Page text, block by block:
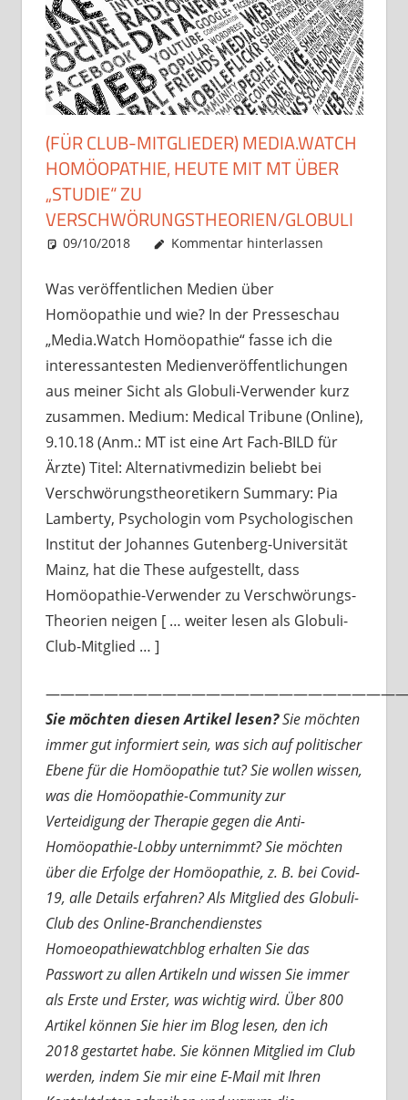
(FÜR CLUB-MITGLIEDER) MEDIA.WATCH
HOMÖOPATHIE, HEUTE MIT MT ÜBER
„STUDIE“ ZU
VERSCHWÖRUNGSTHEORIEN/GLOBULI
09/10/2018 Christian J. Becker
Allgemein
Kommentar hinterlassen
Was veröffentlichen Medien über
Homöopathie und wie? In der Presseschau
„Media.Watch Homöopathie“ fasse ich die
interessantesten Medienveröffentlichungen
aus meiner Sicht als Globuli-Verwender kurz
zusammen. Medium: Medical Tribune (Online),
9.10.18 (Anm.: MT ist eine Art Fach-BILD für
Ärzte) Titel: Alternativmedizin beliebt bei
Verschwörungstheoretikern Summary: Pia
Lamberty, Psychologin vom Psychologischen
Institut der Johannes Gutenberg-Universität
Mainz, hat die These aufgestellt, dass
Homöopathie-Verwender zu Verschwörungs-
Theorien neigen [ … weiter lesen als Globuli-
Club-Mitglied … ]
Sie möchten diesen Artikel lesen?Sie möchten
immer gut informiert sein, was sich auf politischer
Ebene für die Homöopathie tut? Sie wollen wissen,
was die Homöopathie-Community zur
Verteidigung der Therapie gegen die Anti-
Homöopathie-Lobby unternimmt? Sie möchten
über die Erfolge der Homöopathie, z. B. bei Covid-
19, alle Details erfahren? Als Mitglied des Globuli-
Club des Online-Branchendienstes
Homoeopathiewatchblog erhalten Sie das
Passwort zu allen Artikeln und wissen Sie immer
als Erste und Erster, was wichtig wird. Über 800
Artikel können Sie hier im Blog lesen, den ich
2018 gestartet habe. Sie können Mitglied im Club
werden, indem Sie mir eine E-Mail mit Ihren